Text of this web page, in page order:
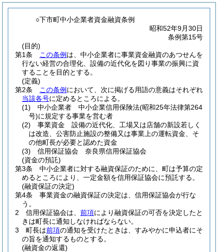
○下市町中小企業者資金融資条例
昭和52年9月30日
条例第15号
(目的)
第1条
この条例 は、中小企業者に事業資金融資のあつせんを
行ない経営の合理化、設備の近代化を図り事業の振興に資
することを目的とする。
(定義)
第2条
この条例 において、次に掲げる用語の意義はそれぞれ
当該各号に定めるところによる。
(1)
中小企業者 中小企業信用保険法(昭和25年法律第264
号)に規定する事業を営む者
(2)
事業資金 設備の近代化、工場又は店舗の新設若しく
は改造、公害防止施設の整備又は事業上の運転資金、そ
の他町長が必要と認めた資金
(3)
信用保証協会 奈良県信用保証協会
(資金の預託)
第3条
中小企業者に対する融資保証のために、町は予算の定
めるところにより、一定金額を信用保証協会に預託する。
(融資保証の決定)
第4条
事業資金の融資保証の決定は、信用保証協会が行な
う。
2
信用保証協会は、 前項により融資保証の可否を決定したと
きは町長に通知しなければならない。
3
町長は前項の通知を受けたときは、すみやかに申込者にそ
の旨を通知するものとする。
(融資金の返還)